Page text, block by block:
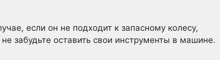
если он не подходит к запасному колесу,
забудьте оставить свои инструменты в машине.